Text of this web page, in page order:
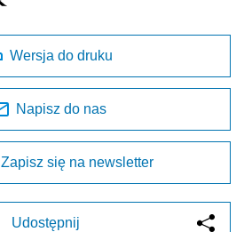
Wersja do druku
Napisz do nas
Zapisz się na newsletter
Udostępnij